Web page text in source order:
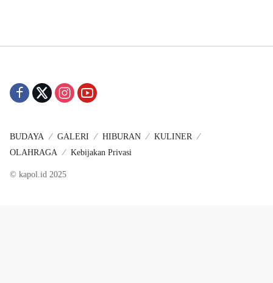
BUDAYA GALERI HIBURAN
KULINER
OLAHRAGA
Kebijakan Privasi
© kapol.id 2025